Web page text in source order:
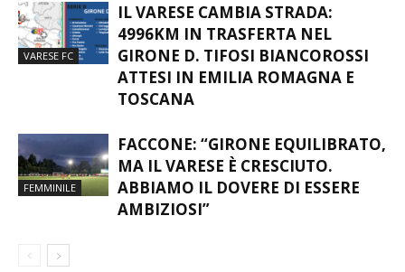
VARESE FC
IL VARESE CAMBIA STRADA:
4996KM IN TRASFERTA NEL
GIRONE D. TIFOSI BIANCOROSSI
ATTESI IN EMILIA ROMAGNA E
TOSCANA
FEMMINILE
FACCONE: “GIRONE EQUILIBRATO,
MA IL VARESE È CRESCIUTO.
ABBIAMO IL DOVERE DI ESSERE
AMBIZIOSI”